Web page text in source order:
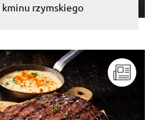
rzymskiego